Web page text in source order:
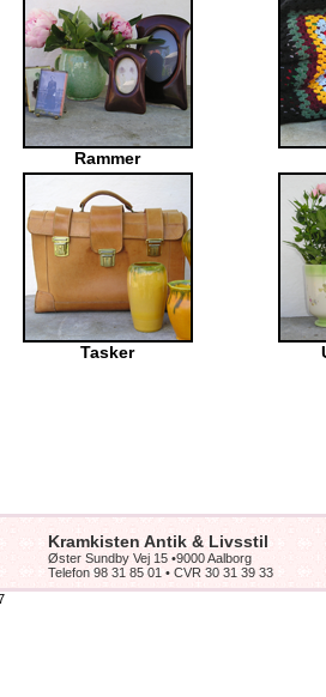
Rammer
Tasker
Kramkisten Antik & Livsstil
Øster Sundby Vej 15 •9000 Aalborg
Telefon 98 31 85 01 • CVR 30 31 39 33